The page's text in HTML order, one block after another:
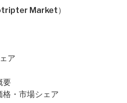
Market）
ア
要
・市場シェア